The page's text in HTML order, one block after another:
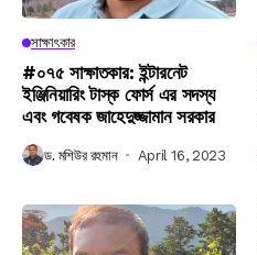
সাক্ষাৎকার
#০৭৫ সাক্ষাতকার: ইন্টারনেট
ইঞ্জিনিয়ারিং টাস্ক ফোর্স এর সদস্য
এবং গবেষক জাহেদুজ্জামান সরকার
ড. মশিউর রহমান April 16, 2023